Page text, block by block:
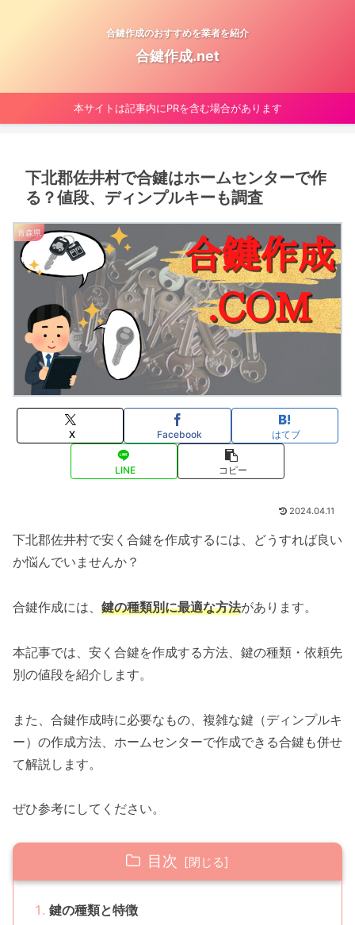
合鍵作成のおすすめを業者を紹介
合鍵作成.net
本サイトは記事内にPRを含む場合があります
下北郡佐井村で合鍵はホームセンターで作
る？値段、ディンプルキーも調査
青森県
X Facebook はてブ
LINE コピー
2024.04.11
下北郡佐井村で安く合鍵を作成するには、どうすれば良い
か悩んでいませんか？
合鍵作成には、 鍵の種類別に最適な方法があります。
本記事では、安く合鍵を作成する方法、鍵の種類・依頼先
別の値段を紹介します。
また、合鍵作成時に必要なもの、複雑な鍵（ディンプルキ
ー）の作成方法、ホームセンターで作成できる合鍵も併せ
て解説します。
ぜひ参考にしてください。
目次
鍵の種類と特徴